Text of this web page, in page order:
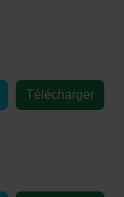
Télécharger